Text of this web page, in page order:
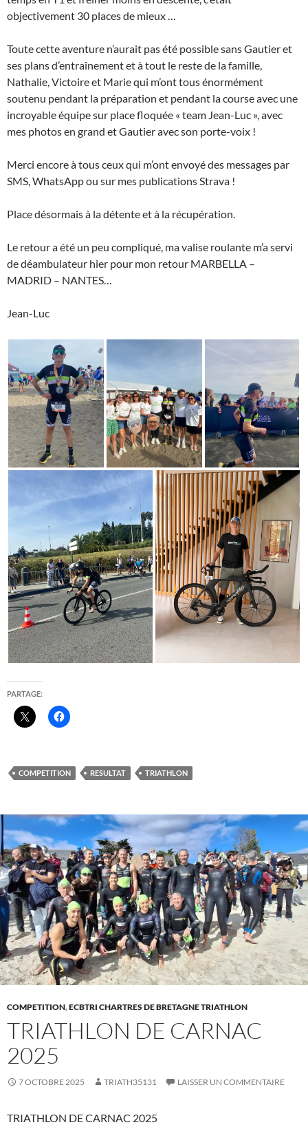
objectivement 30 places de mieux …
Toute cette aventure n’aurait pas été possible sans Gautier et
ses plans d’entraînement et à tout le reste de la famille,
Nathalie, Victoire et Marie qui m’ont tous énormément
soutenu pendant la préparation et pendant la course avec une
incroyable équipe sur place floquée « team Jean-Luc », avec
mes photos en grand et Gautier avec son porte-voix !
Merci encore à tous ceux qui m’ont envoyé des messages par
SMS, WhatsApp ou sur mes publications Strava !
Place désormais à la détente et à la récupération.
Le retour a été un peu compliqué, ma valise roulante m’a servi
de déambulateur hier pour mon retour MARBELLA –
MADRID – NANTES…
Jean-Luc
PARTAGE:
COMPETITION RESULTAT TRIATHLON
COMPETITION,ECBTRI CHARTRES DE BRETAGNE TRIATHLON
TRIATHLON DE CARNAC
2025
7 OCTOBRE 2025 TRIATH35131 LAISSER UN COMMENTAIRE
‌TRIATHLON DE CARNAC 2025